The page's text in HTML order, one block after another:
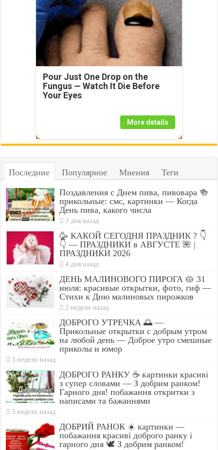
Pour Just One Drop on the
Fungus — Watch It Die Before
Your Eyes
More details
Последние Популярное Мнения Теги
Поздавления с Днем пива, пивовара 🍻
прикольные: смс, картинки — Когда
День пива, какого числа
3 дня назад
🥳 КАКОЙ СЕГОДНЯ ПРАЗДНИК ? 👇
👇 — ПРАЗДНИКИ в АВГУСТЕ 🌺 |
ПРАЗДНИКИ 2026
4 дня назад
ДЕНЬ МАЛИНОВОГО ПИРОГА 🥧 31
июля: красивые открытки, фото, гиф —
Стихи к Дню малиновых пирожков
2 недели назад
ДОБРОГО УТРЕЧКА 🌅 —
Прикольные открытки с добрым утром
на любой день — Доброе утро смешные
приколы и юмор
3 недели назад
ДОБРОГО РАНКУ ☕ картинки красиві
з супер словами — З добрим ранком!
Гарного дня! побажання откритки з
написами та бажаннями
3 недели назад
ДОБРИЙ РАНОК ☀️ картинки —
побажання красиві доброго ранку і
гарного дня 🕊️ З добрим ранком!